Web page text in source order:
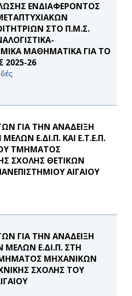
ΕΝΔΙΑΦΕΡΟΝΤΟΣ
ΣΤΟ Π.Μ.Σ.
ΜΑΘΗΜΑΤΙΚΑ ΓΙΑ ΤΟ
26
ΓΙΑ ΤΗΝ ΑΝΑΔΕΙΞΗ
Ε.ΔΙ.Π. ΚΑΙ Ε.Τ.Ε.Π.
ΤΜΗΜΑΤΟΣ
ΣΧΟΛΗΣ ΘΕΤΙΚΩΝ
ΑΙΓΑΙΟΥ
ΓΙΑ ΤΗΝ ΑΝΑΔΕΙΞΗ
Ε.ΔΙ.Π. ΣΤΗ
ΜΗΧΑΝΙΚΩΝ
ΣΧΟΛΗΣ ΤΟΥ